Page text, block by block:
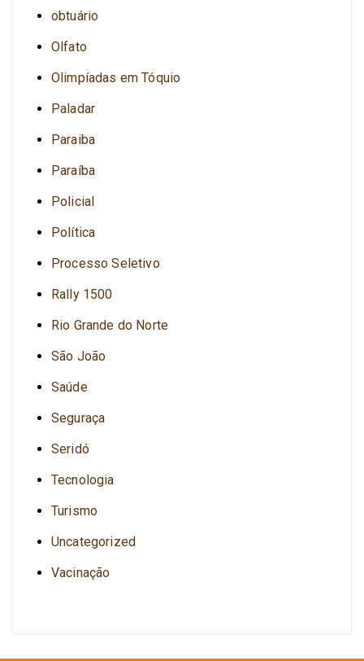
obtuário
Olfato
Olimpíadas em Tóquio
Paladar
Paraiba
Paraíba
Policial
Política
Processo Seletivo
Rally 1500
Rio Grande do Norte
São João
Saúde
Seguraça
Seridó
Tecnologia
Turismo
Uncategorized
Vacinação